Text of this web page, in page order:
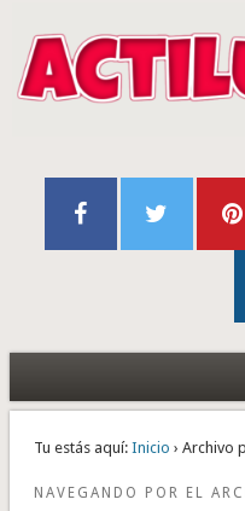
Tu estás aquí: Inicio › Archivo
NAVEGANDO POR EL